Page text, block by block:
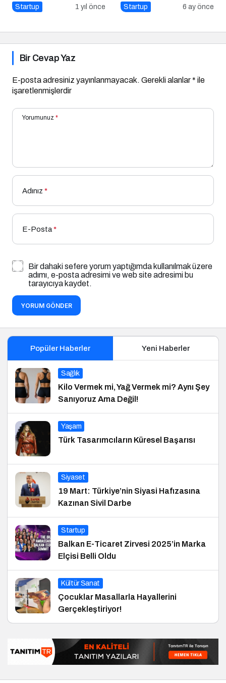
Önemi
Startup 1 yıl önce Startup 6 ay önce
Bir Cevap Yaz
E-posta adresiniz yayınlanmayacak. Gerekli alanlar* ile
işaretlenmişlerdir
Yorumunuz *
Adınız *
E-Posta*
Bir dahaki sefere yorum yaptığımda kullanılmak üzere
adımı, e-posta adresimi ve web site adresimi bu
tarayıcıya kaydet.
YORUM GÖNDER
Popüler Haberler Yeni Haberler
Sağlık
Kilo Vermek mi, Yağ Vermek mi? Aynı Şey
Sanıyoruz Ama Değil!
Yaşam
Türk Tasarımcıların Küresel Başarısı
Siyaset
19 Mart: Türkiye’nin Siyasi Hafızasına
Kazınan Sivil Darbe
Startup
Balkan E-Ticaret Zirvesi 2025’in Marka
Elçisi Belli Oldu
Kültür Sanat
Çocuklar Masallarla Hayallerini
Gerçekleştiriyor!